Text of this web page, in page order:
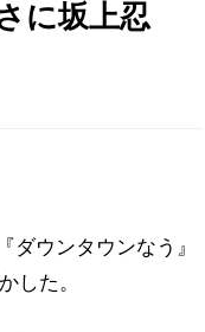
に坂上忍
ダウンタウンなう』
した。